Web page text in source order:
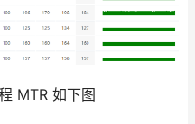
MTR 如下图